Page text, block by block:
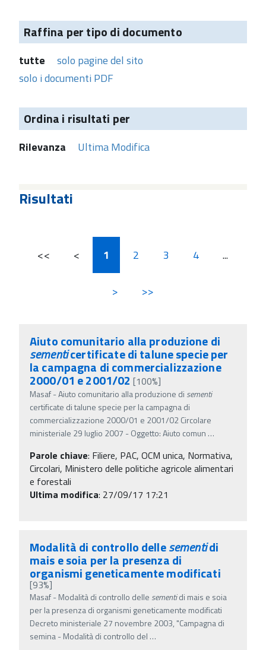
Raffina per tipo di documento
tutte
solo pagine del sito
solo i documenti PDF
Ordina i risultati per
Rilevanza Ultima Modifica
Risultati
<< < 1 2 3 4 ...
> >>
Aiuto comunitario alla produzione di
sementicertificate di talune specie per
la campagna di commercializzazione
2000/01 e 2001/02 [100%]
Masaf - Aiuto comunitario alla produzione di sementi
certificate di talune specie per la campagna di
commercializzazione 2000/01 e 2001/02 Circolare
ministeriale 29 luglio 2007 - Oggetto: Aiuto comun …
Parole chiave: Filiere, PAC, OCM unica, Normativa,
Circolari, Ministero delle politiche agricole alimentari
e forestali
Ultima modifica: 27/09/17 17:21
Modalità di controllo dellesementidi
mais e soia per la presenza di
organismi geneticamente modificati
[93%]
Masaf - Modalità di controllo delle sementidi mais e soia
per la presenza di organismi geneticamente modificati
Decreto ministeriale 27 novembre 2003, "Campagna di
semina - Modalità di controllo del …